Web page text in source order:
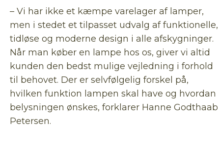
– Vi har ikke et kæmpe varelager af lamper,
men i stedet et tilpasset udvalg af funktionelle,
tidløse og moderne design i alle afskygninger.
Når man køber en lampe hos os, giver vi altid
kunden den bedst mulige vejledning i forhold
til behovet. Der er selvfølgelig forskel på,
hvilken funktion lampen skal have og hvordan
belysningen ønskes, forklarer Hanne Godthaab
Petersen.